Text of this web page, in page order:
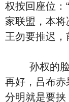
权按回座位：
家联盟，本
王勿要推迟，
孙权的脸
再好，吕布赤
分明就是要